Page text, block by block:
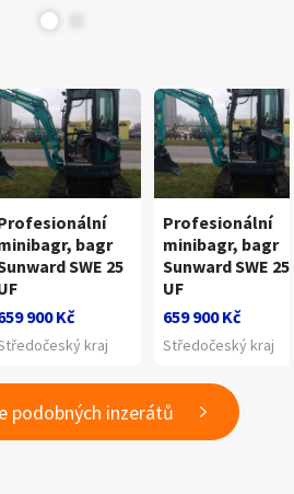
bagr
SWE 25
900 Kč
kraj
Profesionální
minibagr, bagr
Sunward SWE 25
UF
659 900 Kč
Středočeský kraj
podobných inzerátů